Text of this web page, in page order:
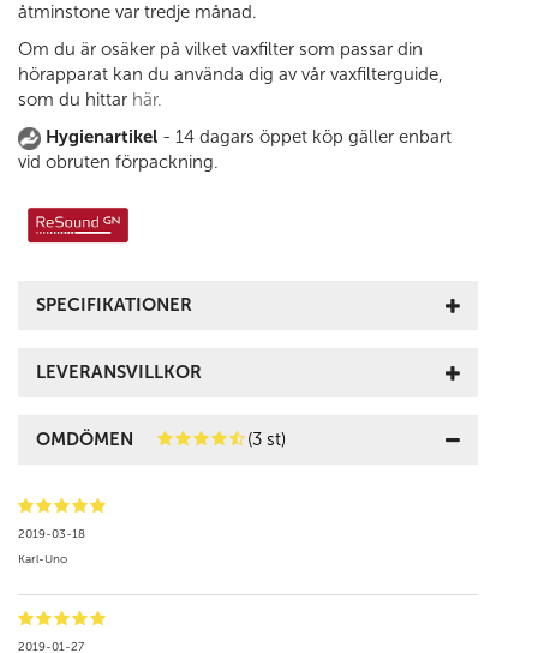
åtminstone var tredje månad.
Om du är osäker på vilket vaxfilter som passar din
hörapparat kan du använda dig av vår vaxfilterguide,
som du hittar här.
Hygienartikel - 14 dagars öppet köp gäller enbart
vid obruten förpackning.
SPECIFIKATIONER
LEVERANSVILLKOR
OMDÖMEN (3 st)
2019-03-18
Karl-Uno
2019-01-27